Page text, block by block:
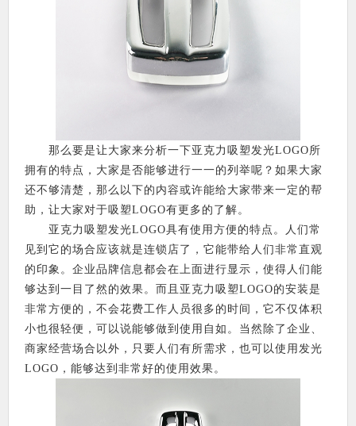
那么要是让大家来分析一下亚克力吸塑发光LOGO所
拥有的特点，大家是否能够进行一一的列举呢？如果大家
还不够清楚，那么以下的内容或许能给大家带来一定的帮
助，让大家对于吸塑LOGO有更多的了解。
亚克力吸塑发光LOGO具有使用方便的特点。人们常
见到它的场合应该就是连锁店了，它能带给人们非常直观
的印象。企业品牌信息都会在上面进行显示，使得人们能
够达到一目了然的效果。而且亚克力吸塑LOGO的安装是
非常方便的，不会花费工作人员很多的时间，它不仅体积
小也很轻便，可以说能够做到使用自如。当然除了企业、
商家经营场合以外，只要人们有所需求，也可以使用发光
LOGO，能够达到非常好的使用效果。